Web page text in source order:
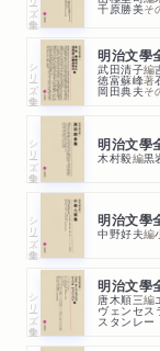
千原勝美そ
シリーズ・全集 武田清子編
徳富蘇峰著
岡田典夫そ
シリーズ・全集 明治文
木村毅編黒
シリーズ・全集 明治文
中野好夫編
シリーズ・全集 唐木順三編
ヴェンセス
スタンレー